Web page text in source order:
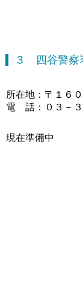
３ 四谷警察
所在地：〒１６
電 話：０３－３
現在準備中